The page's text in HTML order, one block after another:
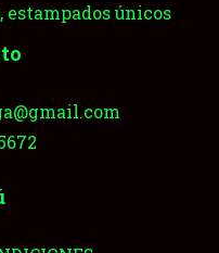
estampados únicos